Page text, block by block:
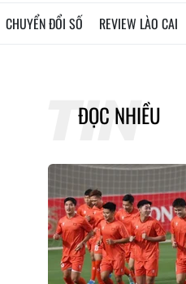
CHUYỂN ĐỔI SỐ REVIEW LÀO CAI
ĐỌC NHIỀU